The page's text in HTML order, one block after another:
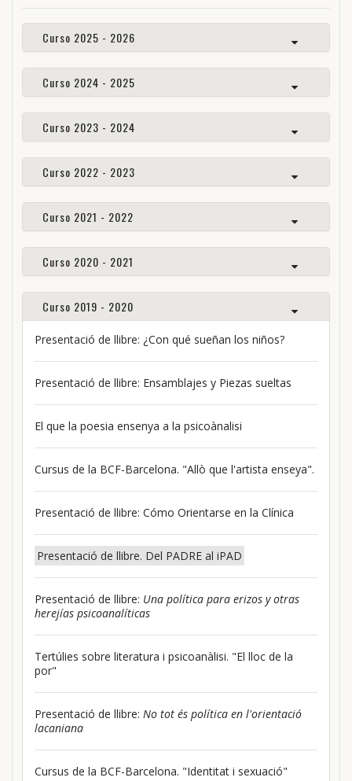
Curso 2025 - 2026
Curso 2024 - 2025
Curso 2023 - 2024
Curso 2022 - 2023
Curso 2021 - 2022
Curso 2020 - 2021
Curso 2019 - 2020
Presentació de llibre: ¿Con qué sueñan los niños?
Presentació de llibre: Ensamblajes y Piezas sueltas
El que la poesia ensenya a la psicoànalisi
Cursus de la BCF-Barcelona. "Allò que l'artista enseya".
Presentació de llibre: Cómo Orientarse en la Clínica
Presentació de llibre. Del PADRE al iPAD
Presentació de llibre: Una política para erizos y otras
herejías psicoanalíticas
Tertúlies sobre literatura i psicoanàlisi. "El lloc de la
por"
Presentació de llibre: No tot és política en l'orientació
lacaniana
Cursus de la BCF-Barcelona. "Identitat i sexuació"